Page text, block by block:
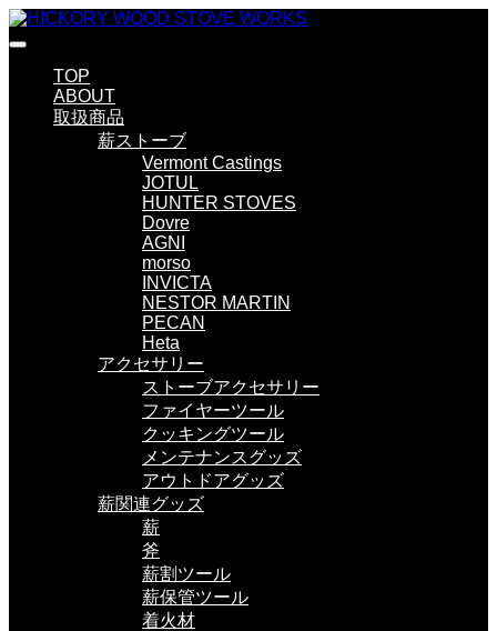
TOP
ABOUT
取扱商品
薪ストーブ
Vermont Castings
JOTUL
HUNTER STOVES
Dovre
AGNI
morso
INVICTA
NESTOR MARTIN
PECAN
Heta
アクセサリー
ストーブアクセサリー
ファイヤーツール
クッキングツール
メンテナンスグッズ
アウトドアグッズ
薪関連グッズ
薪
斧
薪割ツール
薪保管ツール
着火材